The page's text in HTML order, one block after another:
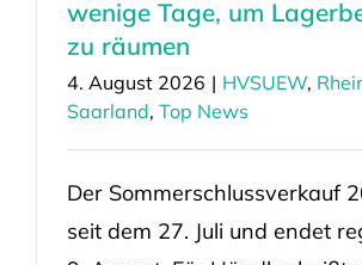
wenige Tage, um
zu räumen
4. August 2026 | HVSUEW,
Saarland, Top News
Der Sommerschlussverkauf
seit dem 27. Juli und endet